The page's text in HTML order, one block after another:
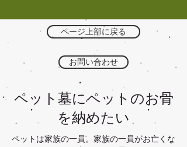
ページ上部に戻る
お問い合わせ
ペット墓にペットのお骨
を納めたい
ペットは家族の一員。家族の一員がお亡くな